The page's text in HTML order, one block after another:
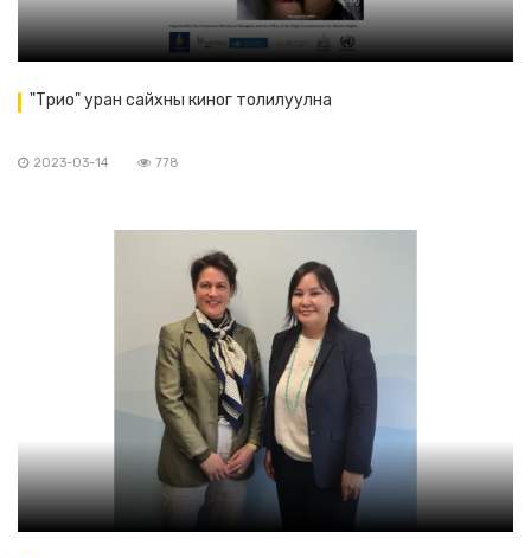
"Трио" уран сайхны киног толилуулна
2023-03-14 778